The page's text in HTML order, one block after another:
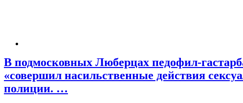
В подмосковных Люберцах педофил-
«совершил насильственные действия
полиции. …